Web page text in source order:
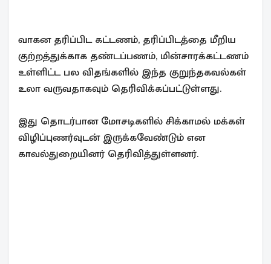
வாகன தரிப்பிட கட்டணம், தரிப்பிடத்தை மீறிய
குற்றத்துக்காக தண்டப்பணம், மின்சாரக்கட்டணம்
உள்ளிட்ட பல விதங்களில் இந்த குறுந்தகவல்கள்
உலா வருவதாகவும் தெரிவிக்கப்பட்டுள்ளது.
இது தொடர்பான மோசடிகளில் சிக்காமல் மக்கள்
விழிப்புணர்வுடன் இருக்கவேண்டும் என
காவல்துறையினர் தெரிவித்துள்ளனர்.